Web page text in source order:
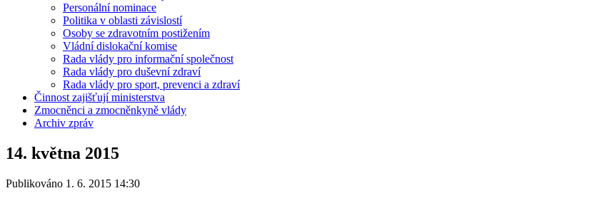
Personální nominace
Politika v oblasti závislostí
Osoby se zdravotním postižením
Vládní dislokační komise
Rada vlády pro informační společnost
Rada vlády pro duševní zdraví
Rada vlády pro sport, prevenci a zdraví
Činnost zajišťují ministerstva
Zmocněnci a zmocněnkyně vlády
Archiv zpráv
14. května 2015
Publikováno 1. 6. 2015 14:30